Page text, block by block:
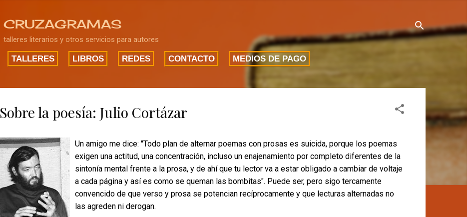
CRUZAGRAMAS
talleres literarios y otros servicios para autores
TALLERES LIBROS REDES CONTACTO MEDIOS DE PAGO
Sobre la poesía: Julio Cortázar
Un amigo me dice: "Todo plan de alternar poemas con prosas es suicida, porque los poemas
exigen una actitud, una concentración, incluso un enajenamiento por completo diferentes de la
sintonía mental frente a la prosa, y de ahí que tu lector va a estar obligado a cambiar de voltaje
a cada página y así es como se queman las bombitas". Puede ser, pero sigo tercamente
convencido de que verso y prosa se potencian recíprocamente y que lecturas alternadas no
las agreden ni derogan.